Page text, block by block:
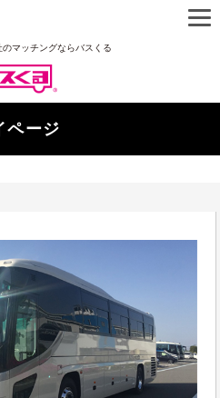
マッチングならバスくる
ページ